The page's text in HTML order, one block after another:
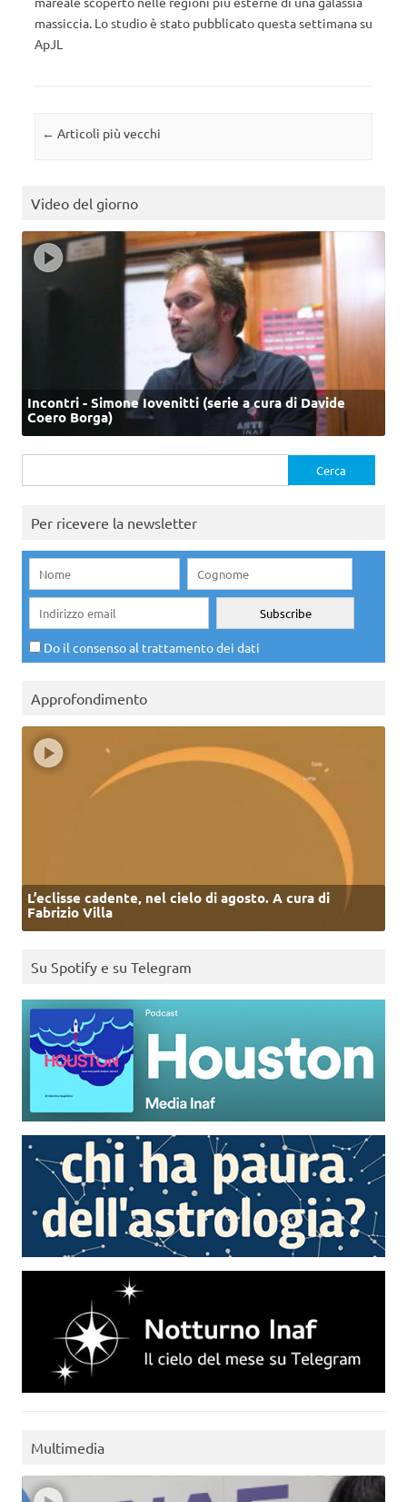
massiccia. Lo studio è stato pubblicato questa settimana su
ApJL
Navigazione articolo
← Articoli più vecchi
Video del giorno
Incontri - Simone Iovenitti (serie a cura di Davide
Coero Borga)
per:
Per ricevere la newsletter
Do il consenso al trattamento dei dati
Approfondimento
L’eclisse cadente, nel cielo di agosto. A cura di
Fabrizio Villa
Su Spotify e su Telegram
Multimedia